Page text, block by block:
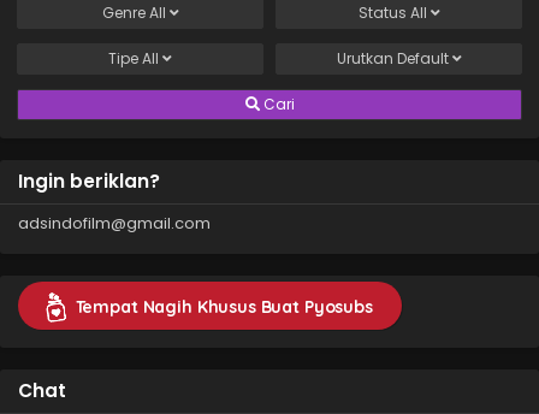
GenreAll Status All
TipeAll Urutkan Default
Cari
Ingin beriklan?
adsindofilm@gmail.com
Tempat Nagih Khusus Buat Pyosubs
Chat